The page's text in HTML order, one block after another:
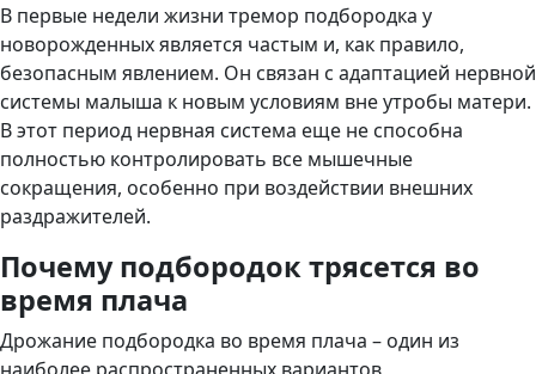
В первые недели жизни тремор подбородка у
новорожденных является частым и, как правило,
безопасным явлением. Он связан с адаптацией нервной
системы малыша к новым условиям вне утробы матери.
В этот период нервная система еще не способна
полностью контролировать все мышечные
сокращения, особенно при воздействии внешних
раздражителей.
Почему подбородок трясется во
время плача
Дрожание подбородка во время плача – один из